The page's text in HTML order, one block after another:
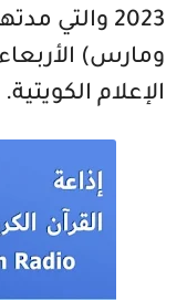
ومارس)
الإعلام الكويتية.